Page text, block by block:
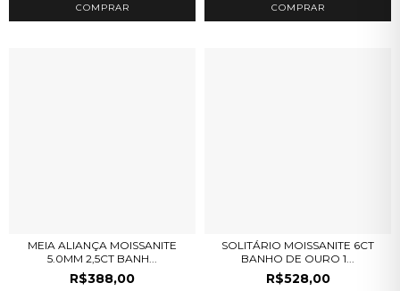
COMPRAR COMPRAR
MEIA ALIANÇA MOISSANITE
5.0MM 2,5CT BANH...
R$388,00
SOLITÁRIO MOISSANITE 6CT
BANHO DE OURO 1...
R$528,00